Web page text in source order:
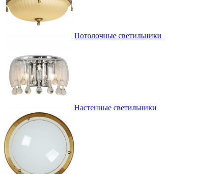
Потолочные светильники
Настенные светильники